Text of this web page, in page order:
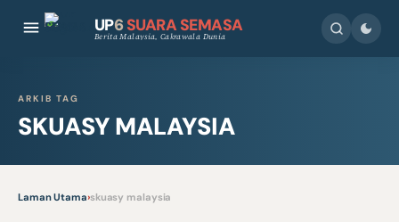
UP6 SUARA SEMASA
Berita Malaysia, Cakrawala Dunia
ARKIB TAG
SKUASY MALAYSIA
Laman Utama›skuasy malaysia